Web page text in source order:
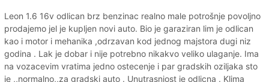
Leon 1.6 16v odlican brz benzinac realno male potrošnje povoljno
prodajemo jel je kupljen novi auto. Bio je garaziran lim je odlican
kao i motor i mehanika ,odrzavan kod jednog majstora dugi niz
godina . Lak je dobar i nije potrebno nikakvo veliko ulaganje. Ima
na vozacevim vratima jedno ostecenje i par gradskih oziljaka sto
je ,,normalno,,za gradski auto . Unutrasnjost je odlicna . Klima